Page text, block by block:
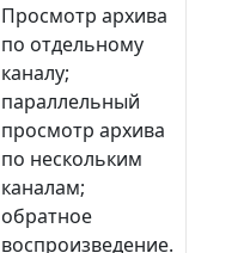
Просмотр архива
по отдельному
каналу;
параллельный
просмотр архива
по нескольким
каналам;
обратное
воспроизведение.